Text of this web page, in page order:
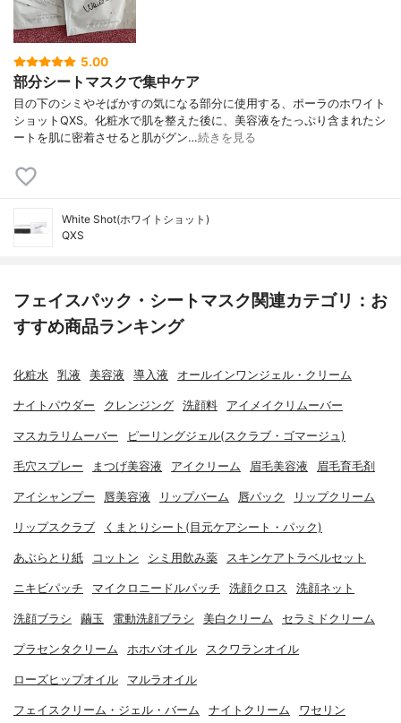
5.00
部分シートマスクで集中ケア
目の下のシミやそばかすの気になる部分に使用する、ポーラのホワイト
ショットQXS。化粧水で肌を整えた後に、美容液をたっぷり含まれたシ
ートを肌に密着させると肌がグン…続きを見る
White Shot(ホワイトショット)
QXS
フェイスパック・シートマスク関連カテゴリ：お
すすめ商品ランキング
化粧水 乳液 美容液 導入液 オールインワンジェル・クリーム
ナイトパウダー クレンジング 洗顔料 アイメイクリムーバー
マスカラリムーバー ピーリングジェル(スクラブ・ゴマージュ)
毛穴スプレー まつげ美容液 アイクリーム 眉毛美容液 眉毛育毛剤
アイシャンプー 唇美容液 リップバーム 唇パック リップクリーム
リップスクラブ くまとりシート(目元ケアシート・パック)
あぶらとり紙 コットン シミ用飲み薬 スキンケアトラベルセット
ニキビパッチ マイクロニードルパッチ 洗顔クロス 洗顔ネット
洗顔ブラシ 繭玉 電動洗顔ブラシ 美白クリーム セラミドクリーム
プラセンタクリーム ホホバオイル スクワランオイル
ローズヒップオイル マルラオイル
フェイスクリーム・ジェル・バーム ナイトクリーム ワセリン